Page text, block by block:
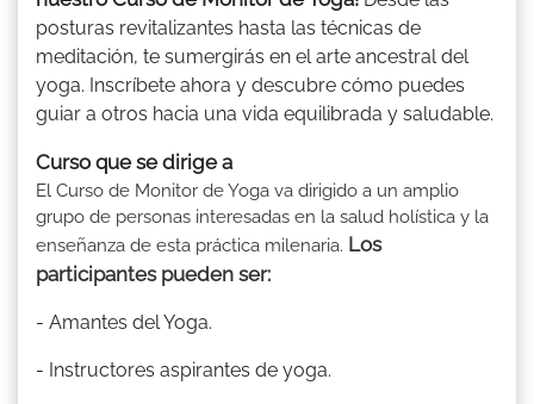
posturas revitalizantes hasta las técnicas de
meditación, te sumergirás en el arte ancestral del
yoga. Inscríbete ahora y descubre cómo puedes
guiar a otros hacia una vida equilibrada y saludable.
Curso que se dirige a
El Curso de Monitor de Yoga va dirigido a un amplio
grupo de personas interesadas en la salud holística y la
enseñanza de esta práctica milenaria. Los
participantes pueden ser:
- Amantes del Yoga.
- Instructores aspirantes de yoga.